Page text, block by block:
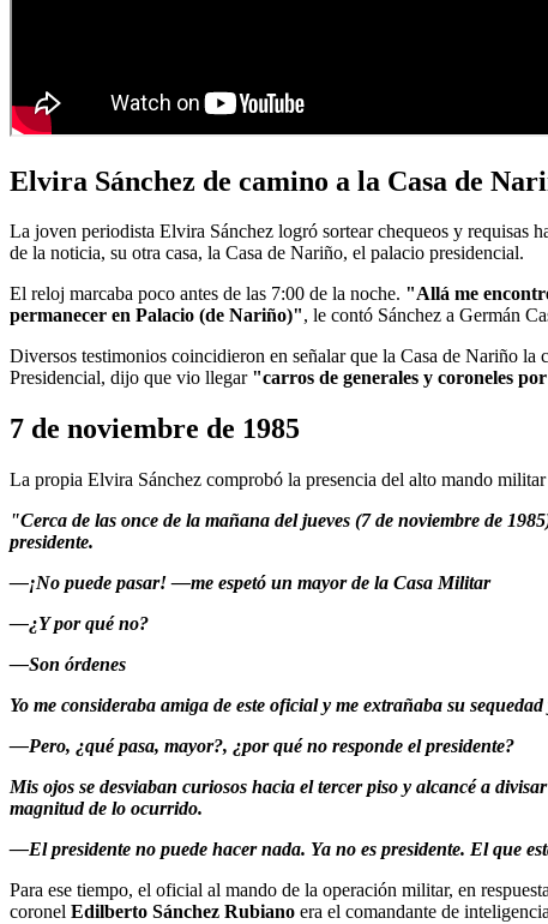
Elvira Sánchez de camino a la Casa de
La joven periodista Elvira Sánchez logró sortear chequeos y requisas
de la noticia, su otra casa, la Casa de Nariño, el palacio presidencial.
El reloj marcaba poco antes de las 7:00 de la noche. "Allá me
permanecer en Palacio (de Nariño)", le contó Sánchez a Germán
Diversos testimonios coincidieron en señalar que la Casa de Nariño
Presidencial, dijo que vio llegar "carros de generales y coroneles
7 de noviembre de 1985
La propia Elvira Sánchez comprobó la presencia del alto mando
"Cerca de las once de la mañana del jueves (7 de noviembre de
presidente.
—¡No puede pasar! —me espetó un mayor de la Casa Militar
—¿Y por qué no?
—Son órdenes
Yo me consideraba amiga de este oficial y me extrañaba su
—Pero, ¿qué pasa, mayor?, ¿por qué no responde el presidente?
Mis ojos se desviaban curiosos hacia el tercer piso y alcancé a
magnitud de lo ocurrido.
—El presidente no puede hacer nada. Ya no es presidente. El que
Para ese tiempo, el oficial al mando de la operación militar, en
coronel Edilberto Sánchez Rubiano era el comandante de